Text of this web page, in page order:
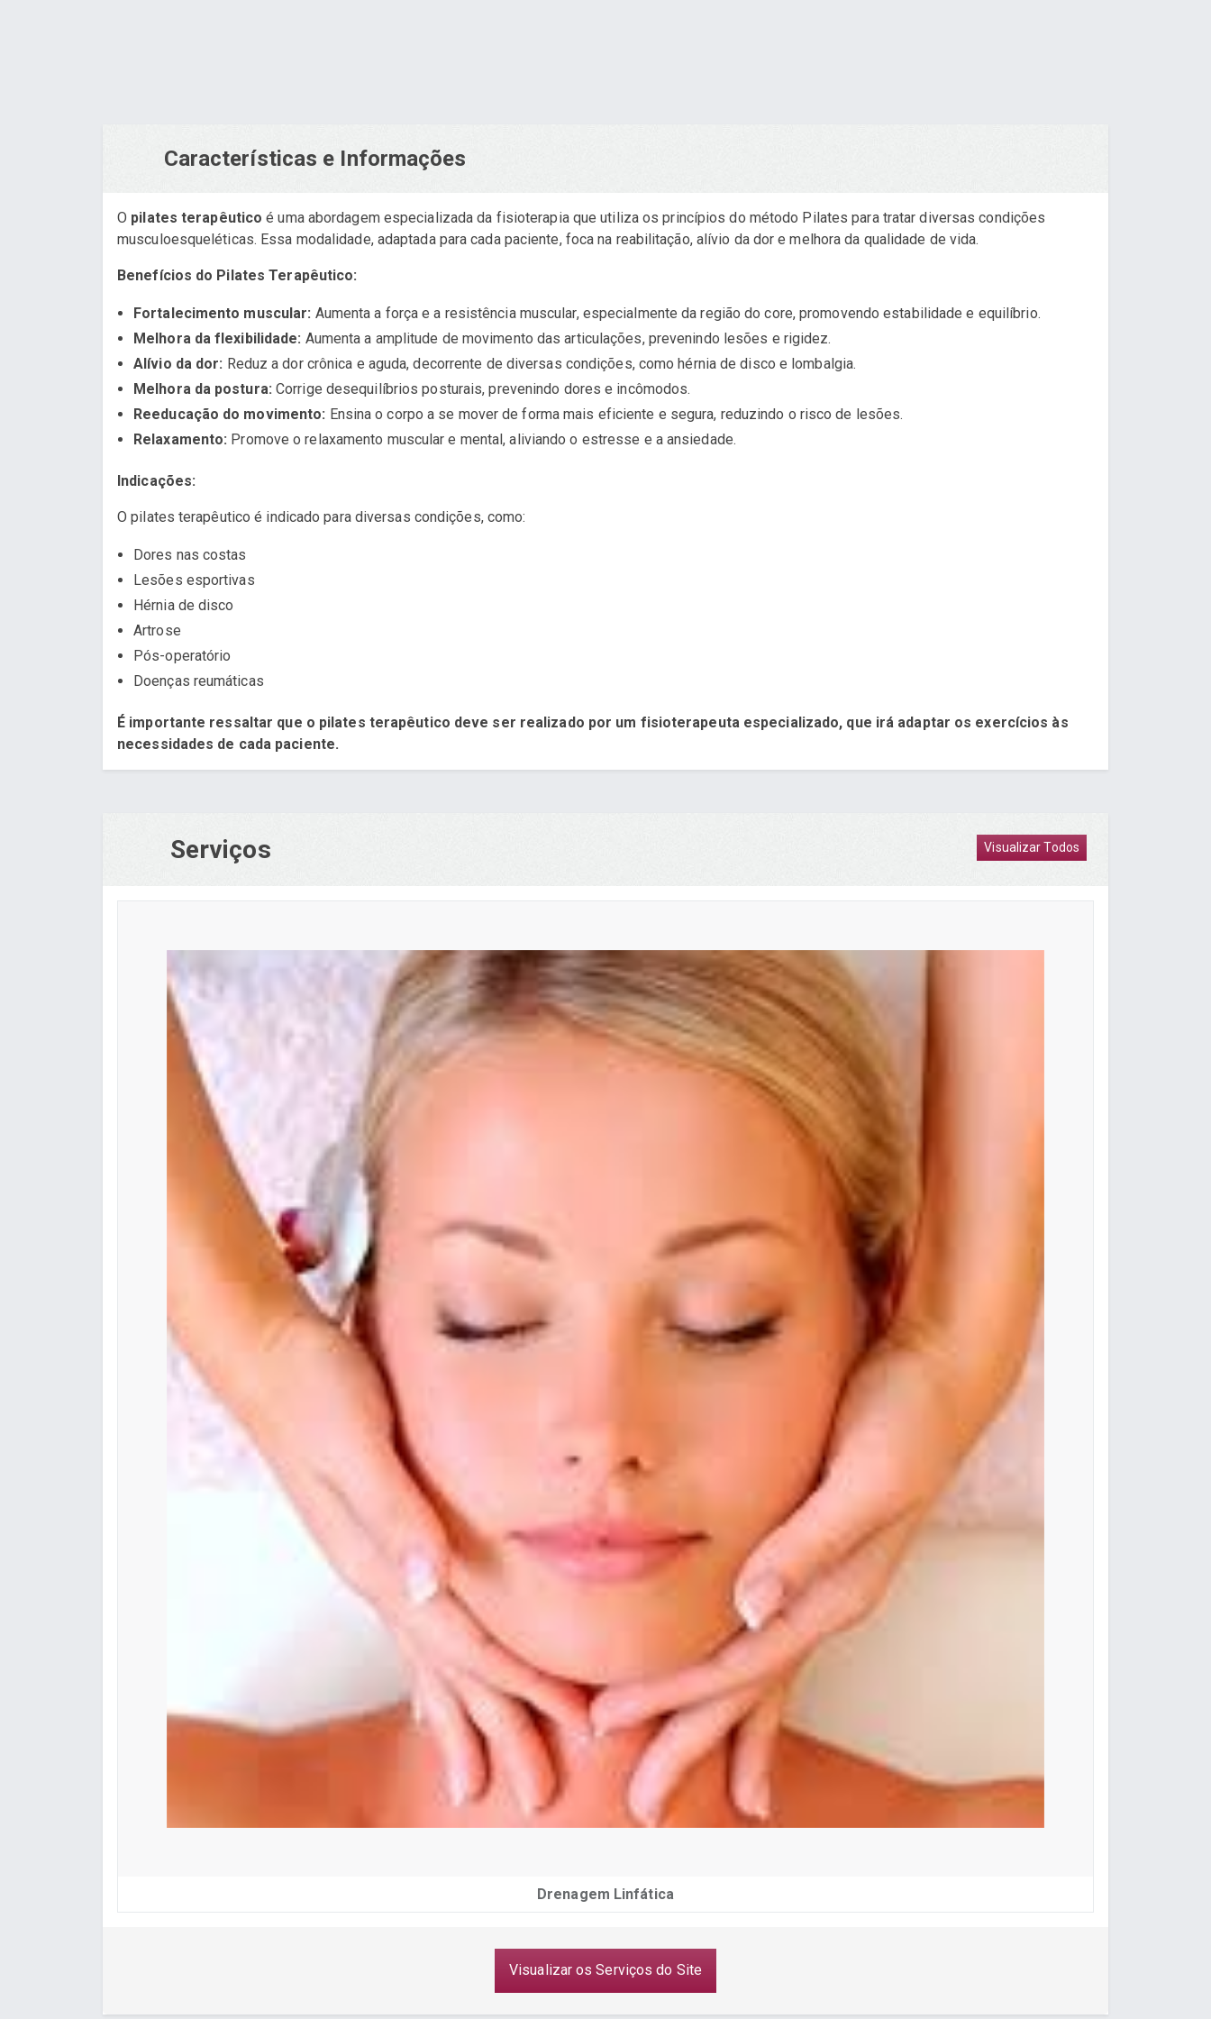
Características e Informações
O pilates terapêutico é uma abordagem especializada da fisioterapia que utiliza os princípios do método Pilates para tratar diversas condições
musculoesqueléticas. Essa modalidade, adaptada para cada paciente, foca na reabilitação, alívio da dor e melhora da qualidade de vida.
Benefícios do Pilates Terapêutico:
Fortalecimento muscular: Aumenta a força e a resistência muscular, especialmente da região do core, promovendo estabilidade e equilíbrio.
Melhora da flexibilidade: Aumenta a amplitude de movimento das articulações, prevenindo lesões e rigidez.
Alívio da dor: Reduz a dor crônica e aguda, decorrente de diversas condições, como hérnia de disco e lombalgia.
Melhora da postura: Corrige desequilíbrios posturais, prevenindo dores e incômodos.
Reeducação do movimento: Ensina o corpo a se mover de forma mais eficiente e segura, reduzindo o risco de lesões.
Relaxamento: Promove o relaxamento muscular e mental, aliviando o estresse e a ansiedade.
Indicações:
O pilates terapêutico é indicado para diversas condições, como:
Dores nas costas
Lesões esportivas
Hérnia de disco
Artrose
Pós-operatório
Doenças reumáticas
É importante ressaltar que o pilates terapêutico deve ser realizado por um fisioterapeuta especializado, que irá adaptar os exercícios às
necessidades de cada paciente.
Serviços Visualizar Todos
Drenagem Linfática
Visualizar os Serviços do Site